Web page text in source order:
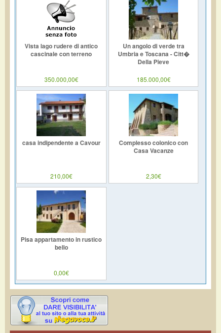
Vista lago rudere di antico
cascinale con terreno
350.000,00€
Un angolo di verde tra
Umbria e Toscana - Citt�
Della Pieve
185.000,00€
casa indipendente a Cavour
210,00€
Complesso colonico con
Casa Vacanze
2,30€
Pisa appartamento in rustico
bello
0,00€